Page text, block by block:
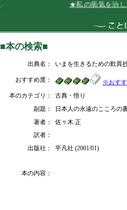
★私の病気を治し
■本の検索■
出典名： いまを生きるための歎異
おすすめ度：
※おす
本のカテゴリ：
古典・悟り
副題：
日本人の永遠のこころの
著者：
佐々木 正
訳者：
出版社：
平凡社 (2001/01)
本の内容：